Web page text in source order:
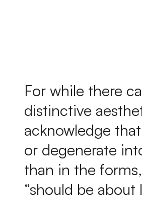
For while there
distinctive
acknowledge
or degenerate
than in the
“should be